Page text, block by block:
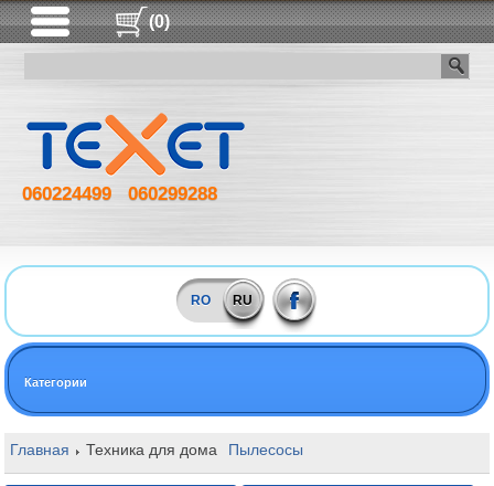
(0)
060224499 060299288
RO RU
Категории
Главная Техника для дома Пылесосы